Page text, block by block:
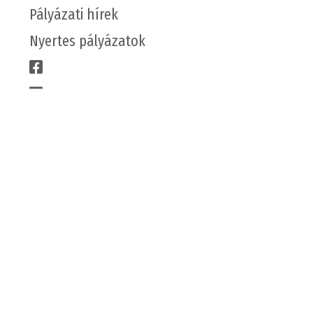
Pályázati hírek
Nyertes pályázatok